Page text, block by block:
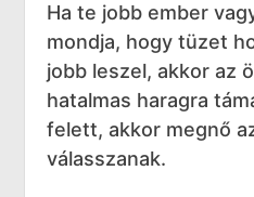
Ha te jobb ember
mondja, hogy tüzet
jobb leszel, akkor az
hatalmas haragra
felett, akkor megnő
válasszanak.